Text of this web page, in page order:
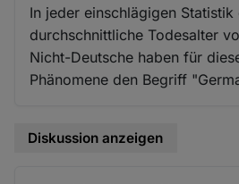
In jeder einschlägigen
durchschnittliche Todesalter
Nicht-Deutsche haben für
Phänomene den Begriff
Diskussion anzeigen